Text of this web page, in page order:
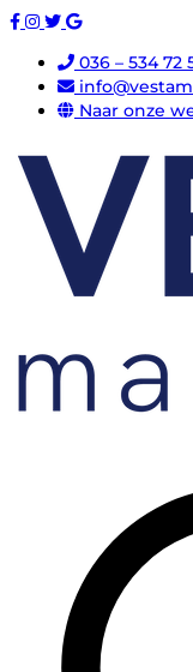
036 – 534 72
Naar onze